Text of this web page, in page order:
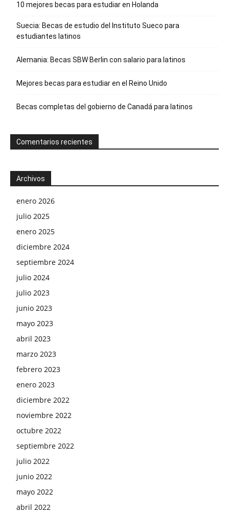
10 mejores becas para estudiar en Holanda
Suecia: Becas de estudio del Instituto Sueco para
estudiantes latinos
Alemania: Becas SBW Berlin con salario para latinos
Mejores becas para estudiar en el Reino Unido
Becas completas del gobierno de Canadá para latinos
Comentarios recientes
Archivos
enero 2026
julio 2025
enero 2025
diciembre 2024
septiembre 2024
julio 2024
julio 2023
junio 2023
mayo 2023
abril 2023
marzo 2023
febrero 2023
enero 2023
diciembre 2022
noviembre 2022
octubre 2022
septiembre 2022
julio 2022
junio 2022
mayo 2022
abril 2022